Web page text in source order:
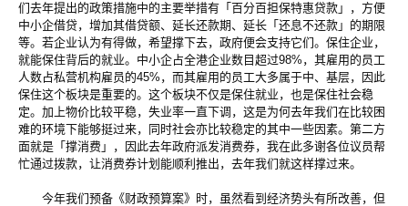
们去年提出的政策措施中的主要举措有「百分百担保特惠贷款」，方便
中小企借贷，增加其借贷额、延长还款期、延长「还息不还款」的期限
等。若企业认为有得做，希望撑下去，政府便会支持它们。保住企业，
就能保住背后的就业。中小企占全港企业数目超过98%，其雇用的员工
人数占私营机构雇员的45%，而其雇用的员工大多属于中、基层，因此
保住这个板块是重要的。这个板块不仅是保住就业，也是保住社会稳
定。加上物价比较平稳，失业率一直下调，这是为何去年我们在比较困
难的环境下能够挺过来，同时社会亦比较稳定的其中一些因素。第二方
面就是「撑消费」，因此去年政府派发消费券，我在此多谢各位议员帮
忙通过拨款，让消费券计划能顺利推出，去年我们就这样撑过来。
今年我们预备《财政预算案》时，虽然看到经济势头有所改善，但